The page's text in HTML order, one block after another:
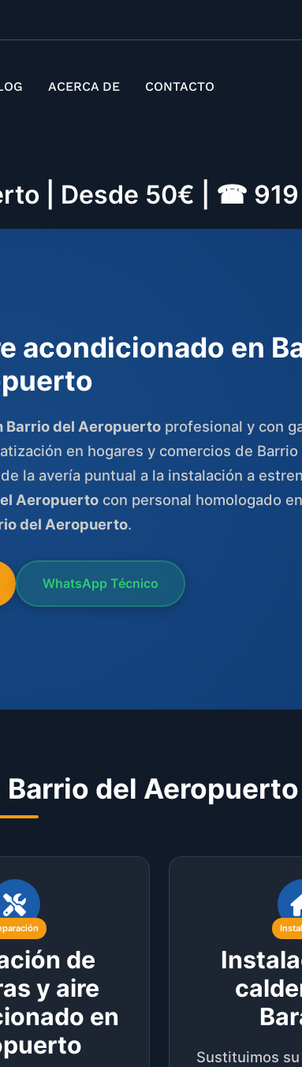
ACERCA DE CONTACTO
| Desde 50€ | ☎
acondicionado en
Barrio del Aeropuerto profesional y con
en hogares y comercios de
de la avería puntual a la instalación a
Aeropuerto con personal homologado
del Aeropuerto.
WhatsApp Técnico
del Aeropuerto
de
y aire
en
Sustituimos